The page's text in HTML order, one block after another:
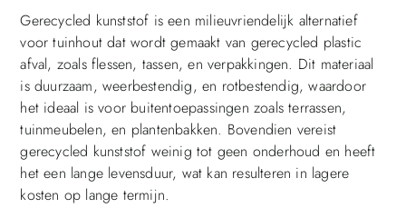
Gerecycled kunststof is een milieuvriendelijk alternatief
voor tuinhout dat wordt gemaakt van gerecycled plastic
afval, zoals flessen, tassen, en verpakkingen. Dit materiaal
is duurzaam, weerbestendig, en rotbestendig, waardoor
het ideaal is voor buitentoepassingen zoals terrassen,
tuinmeubelen, en plantenbakken. Bovendien vereist
gerecycled kunststof weinig tot geen onderhoud en heeft
het een lange levensduur, wat kan resulteren in lagere
kosten op lange termijn.